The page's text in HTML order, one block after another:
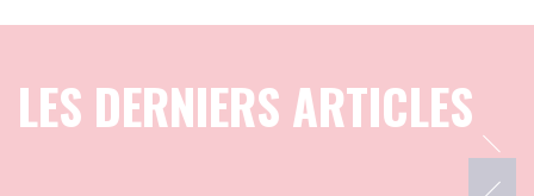
LES DERNIERS ARTICLES